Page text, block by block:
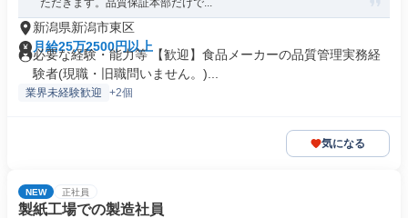
ただきます。品質保証本部だけで...
新潟県新潟市東区
月給25万2500円以上
必要な経験・能力等 【歓迎】食品メーカーの品質管理実務経
験者(現職・旧職問いません。)...
業界未経験歓迎 +2個
気になる
NEW 正社員
製紙工場での製造社員